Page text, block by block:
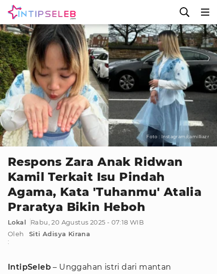
Foto : Instagram/camilliazr
Respons Zara Anak Ridwan
Kamil Terkait Isu Pindah
Agama, Kata 'Tuhanmu' Atalia
Praratya Bikin Heboh
Lokal
Rabu, 20 Agustus 2025 - 07:18 WIB
Oleh
:
Siti Adisya Kirana
IntipSeleb – Unggahan istri dari mantan